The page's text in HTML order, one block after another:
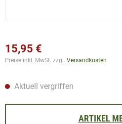
15,95 €
Preise inkl. MwSt. zzgl. Versandkosten
Aktuell vergriffen
ARTIKEL